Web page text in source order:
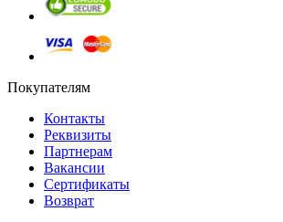
Покупателям
Контакты
Реквизиты
Партнерам
Вакансии
Сертификаты
Возврат